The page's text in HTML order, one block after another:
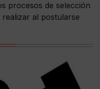
procesos de selección
realizar al postularse